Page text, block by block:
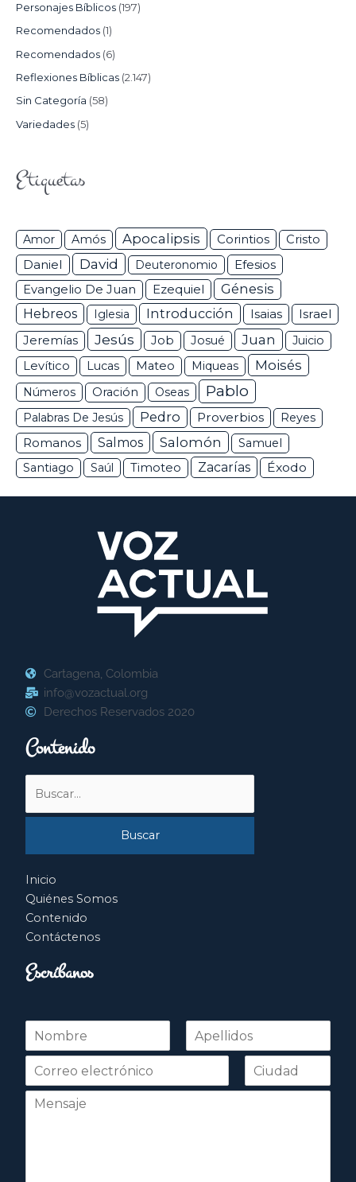
Personajes Bíblicos (197)
Recomendados (1)
Recomendados (6)
Reflexiones Bíblicas (2.147)
Sin Categoría (58)
Variedades (5)
Etiquetas
Amor Amós Apocalipsis Corintios Cristo
Daniel David Deuteronomio Efesios
Evangelio De Juan Ezequiel
Génesis
Hebreos
Iglesia Introducción Isaias Israel
Jeremías Jesús Job Josué Juan
Juicio
Levítico
Lucas Mateo Miqueas Moisés
Números Oración Oseas Pablo
Palabras De Jesús Pedro Proverbios Reyes
Romanos Salmos Salomón
Samuel
Santiago
Saúl Timoteo Zacarías Éxodo
Cartagena, Colombia
info@vozactual.org
Derechos Reservados 2020
Contenido
Inicio
Quiénes Somos
Contenido
Contáctenos
Escríbanos
N
m
r
Nombre Apellidos